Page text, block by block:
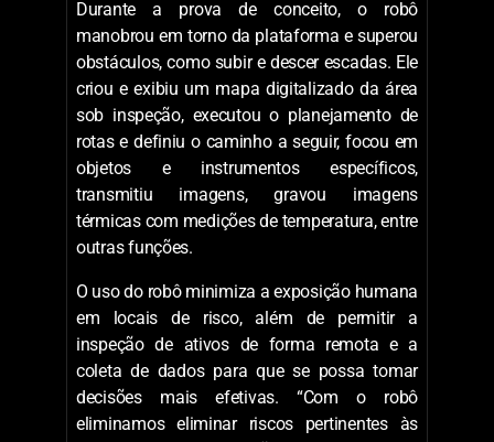
convenceu a Vale de que deveria adquirir
uma unidade do robô.
O robô Anymal ao lado do analista Rayner
Teixeira em Itabira (Raphael Portilho/ Vale)
Durante a prova de conceito, o robô
manobrou em torno da plataforma e superou
obstáculos, como subir e descer escadas. Ele
criou e exibiu um mapa digitalizado da área
sob inspeção, executou o planejamento de
rotas e definiu o caminho a seguir, focou em
objetos e instrumentos específicos,
transmitiu imagens, gravou imagens
térmicas com medições de temperatura, entre